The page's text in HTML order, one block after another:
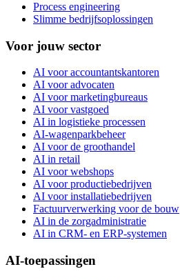
Process engineering
Slimme bedrijfsoplossingen
Voor jouw sector
AI voor accountantskantoren
AI voor advocaten
AI voor marketingbureaus
AI voor vastgoed
AI in logistieke processen
AI-wagenparkbeheer
AI voor de groothandel
AI in retail
AI voor webshops
AI voor productiebedrijven
AI voor installatiebedrijven
Factuurverwerking voor de bouw
AI in de zorgadministratie
AI in CRM- en ERP-systemen
AI-toepassingen